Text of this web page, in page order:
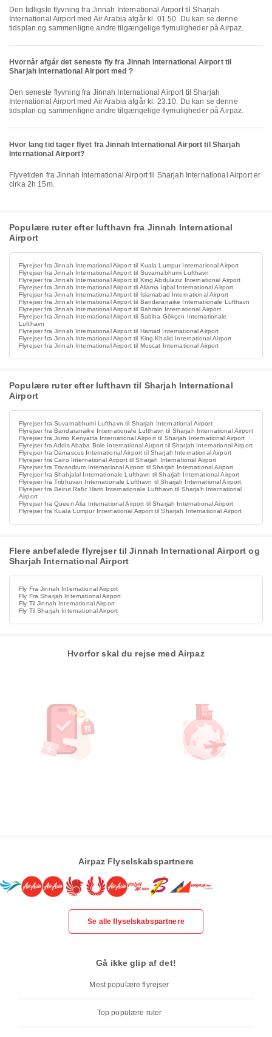
Den tidligste flyvning fra Jinnah International Airport til Sharjah
International Airport med Air Arabia afgår kl. 01.50. Du kan se denne
tidsplan og sammenligne andre tilgængelige flymuligheder på Airpaz.
Hvornår afgår det seneste fly fra Jinnah International Airport til
Sharjah International Airport med ?
Den seneste flyvning fra Jinnah International Airport til Sharjah
International Airport med Air Arabia afgår kl. 23.10. Du kan se denne
tidsplan og sammenligne andre tilgængelige flymuligheder på Airpaz.
Hvor lang tid tager flyet fra Jinnah International Airport til Sharjah
International Airport?
Flyvetiden fra Jinnah International Airport til Sharjah International Airport er
cirka 2h 15m.
Populære ruter efter lufthavn fra Jinnah International
Airport
Flyrejser fra Jinnah International Airport til Kuala Lumpur International Airport
Flyrejser fra Jinnah International Airport til Suvarnabhumi Lufthavn
Flyrejser fra Jinnah International Airport til King Abdulaziz International Airport
Flyrejser fra Jinnah International Airport til Allama Iqbal International Airport
Flyrejser fra Jinnah International Airport til Islamabad International Airport
Flyrejser fra Jinnah International Airport til Bandaranaike Internationale Lufthavn
Flyrejser fra Jinnah International Airport til Bahrain International Airport
Flyrejser fra Jinnah International Airport til Sabiha Gökçen Internationale
Lufthavn
Flyrejser fra Jinnah International Airport til Hamad International Airport
Flyrejser fra Jinnah International Airport til King Khalid International Airport
Flyrejser fra Jinnah International Airport til Muscat International Airport
Populære ruter efter lufthavn til Sharjah International
Airport
Flyrejser fra Suvarnabhumi Lufthavn til Sharjah International Airport
Flyrejser fra Bandaranaike Internationale Lufthavn til Sharjah International Airport
Flyrejser fra Jomo Kenyatta International Airport til Sharjah International Airport
Flyrejser fra Addis Ababa Bole International Airport til Sharjah International Airport
Flyrejser fra Damascus International Airport til Sharjah International Airport
Flyrejser fra Cairo International Airport til Sharjah International Airport
Flyrejser fra Trivandrum International Airport til Sharjah International Airport
Flyrejser fra Shahjalal Internationale Lufthavn til Sharjah International Airport
Flyrejser fra Tribhuvan Internationale Lufthavn til Sharjah International Airport
Flyrejser fra Beirut Rafic Hariri Internationale Lufthavn til Sharjah International
Airport
Flyrejser fra Queen Alia International Airport til Sharjah International Airport
Flyrejser fra Kuala Lumpur International Airport til Sharjah International Airport
Flere anbefalede flyrejser til Jinnah International Airport og
Sharjah International Airport
Fly Fra Jinnah International Airport
Fly Fra Sharjah International Airport
Fly Til Jinnah International Airport
Fly Til Sharjah International Airport
Hvorfor skal du rejse med Airpaz
Airpaz Flyselskabspartnere
Se alle flyselskabspartnere
Gå ikke glip af det!
Mest populære flyrejser
Top populære ruter